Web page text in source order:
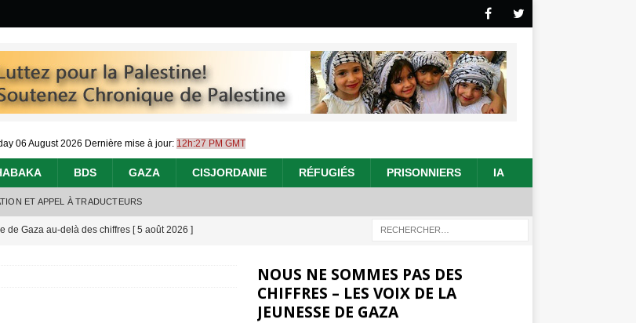
06 August 2026 Dernière mise à jour: 12h:27 PM GMT
BDS GAZA CISJORDANIE RÉFUGIÉS PRISONNIERS IA
ET APPEL À TRADUCTEURS
de Gaza au-delà des chiffres [ 5 août 2026 ]
de paix » à Gaza, les Israéliens multiplie les
NOUS NE SOMMES PAS DES
CHIFFRES – LES VOIX DE LA
JEUNESSE DE GAZA